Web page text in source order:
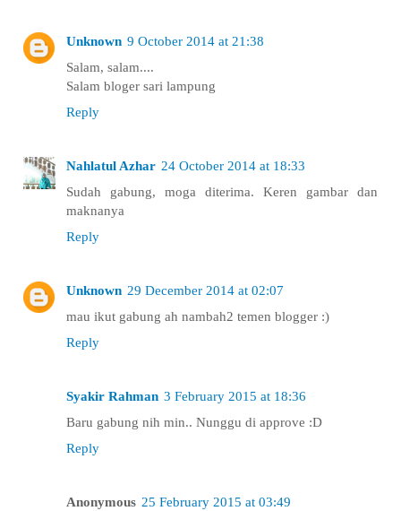
Unknown 9 October 2014 at 21:38
Salam, salam....
Salam bloger sari lampung
Reply
Nahlatul Azhar 24 October 2014 at 18:33
Sudah gabung, moga diterima. Keren gambar dan
maknanya
Reply
Unknown 29 December 2014 at 02:07
mau ikut gabung ah nambah2 temen blogger :)
Reply
Syakir Rahman 3 February 2015 at 18:36
Baru gabung nih min.. Nunggu di approve :D
Reply
Anonymous 25 February 2015 at 03:49